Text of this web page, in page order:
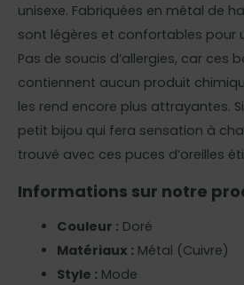
unisexe. Fabriquées en métal de
sont légères et confortables pour
Pas de soucis d’allergies, car ces
contiennent aucun produit
les rend encore plus attrayantes.
petit bijou qui fera sensation à
trouvé avec ces puces d’oreilles
Informations sur notre
Couleur : Doré
Matériaux : Métal (Cuivre)
Style : Mode